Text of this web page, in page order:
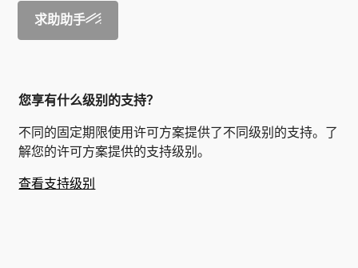
求助助手
您享有什么级别的支持？
不同的固定期限使用许可方案提供了不同级别的支持。了
解您的许可方案提供的支持级别。
查看支持级别